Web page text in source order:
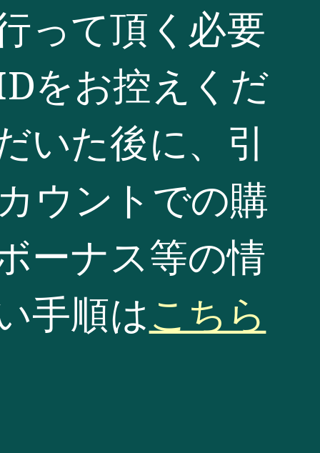
って頂く必要
をお控えくだ
いた後に、引
ウントでの購
ーナス等の情
手順はこちら